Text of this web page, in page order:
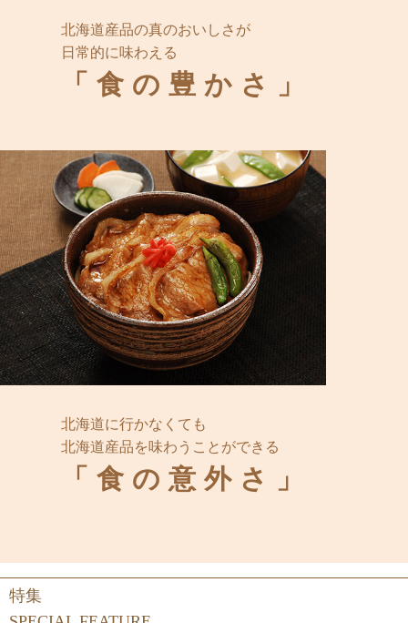
北海道産品の真のおいしさが
日常的に味わえる
「食の豊かさ」
北海道に行かなくても
北海道産品を味わうことができる
「食の意外さ」
特集